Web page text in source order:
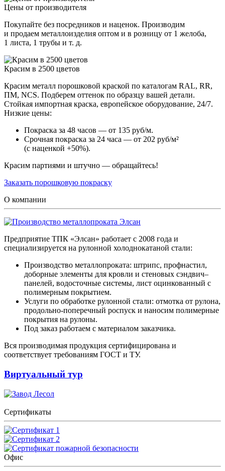
Цены от производителя
Покупайте без посредников и наценок. Производим
и продаем металлоизделия оптом и в розницу от 1 желоба,
1 листа, 1 трубы и т. д.
Красим в 2500 цветов
Красим металл порошковой краской по каталогам RAL, RR,
ПМ, NCS. Подберем оттенок по образцу вашей детали.
Стойкая импортная краска, европейское оборудование, 24/7.
Низкие цены:
Покраска за 48 часов — от 135 руб/м.
Срочная покраска за 24 часа — от 202 руб/м²
(с наценкой +50%).
Красим партиями и штучно — обращайтесь!
Заказать порошковую покраску
О компании
Предприятие ТПК «Элсан» работает с 2008 года и
специализируется на рулонной холоднокатаной стали:
Производство металлопроката: штрипс, профнастил,
доборные элементы для кровли и стеновых сэндвич–
панелей, водосточные системы, лист оцинкованный с
полимерным покрытием.
Услуги по обработке рулонной стали: отмотка от рулона,
продольно-поперечный роспуск и наносим полимерные
покрытия на рулоны.
Под заказ работаем с материалом заказчика.
Вся производимая продукция сертифицирована и
соответствует требованиям ГОСТ и ТУ.
Виртуальный тур
Сертификаты
Офис